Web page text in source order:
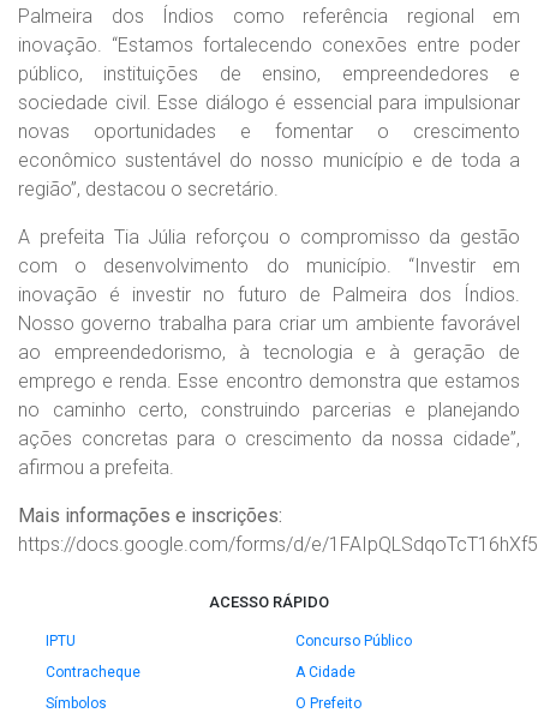
Palmeira dos Índios como referência regional em
inovação. “Estamos fortalecendo conexões entre poder
público, instituições de ensino, empreendedores e
sociedade civil. Esse diálogo é essencial para impulsionar
novas oportunidades e fomentar o crescimento
econômico sustentável do nosso município e de toda a
região”, destacou o secretário.
A prefeita Tia Júlia reforçou o compromisso da gestão
com o desenvolvimento do município. “Investir em
inovação é investir no futuro de Palmeira dos Índios.
Nosso governo trabalha para criar um ambiente favorável
ao empreendedorismo, à tecnologia e à geração de
emprego e renda. Esse encontro demonstra que estamos
no caminho certo, construindo parcerias e planejando
ações concretas para o crescimento da nossa cidade”,
afirmou a prefeita.
Mais informações e inscrições:
https://docs.google.com/forms/d/e/
ACESSO RÁPIDO
IPTU
Concurso Público
Contracheque
A Cidade
Símbolos
O Prefeito